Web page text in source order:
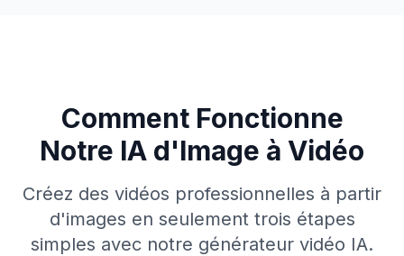
Comment Fonctionne
Notre IA d'Image à Vidéo
Créez des vidéos professionnelles à partir
d'images en seulement trois étapes
simples avec notre générateur vidéo IA.